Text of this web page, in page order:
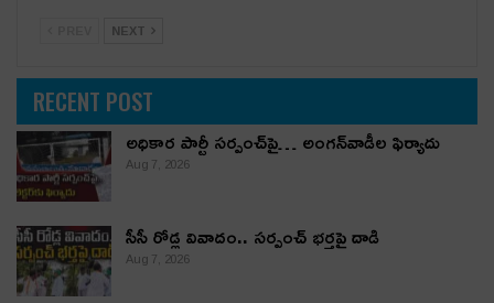
NEXT
RECENT POST
అధికార పార్టీ స‌ర్పంచ్‌పై… అంగ‌న్‌వాడీల ఫిర్యాదు
Aug 7, 2026
సీసీ రోడ్ల వివాదం.. స‌ర్పంచ్ భ‌ర్త‌పై దాడి
Aug 7, 2026